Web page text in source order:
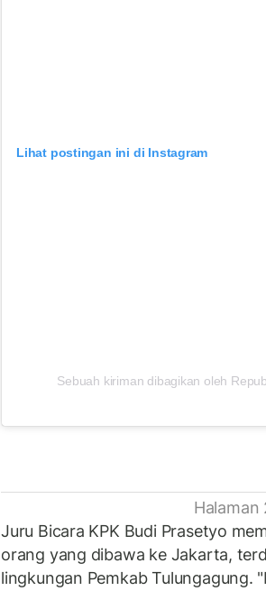
Lihat postingan ini di Instagram
Sebuah kiriman dibagikan oleh
Halaman
Juru Bicara KPK Budi Prasetyo
orang yang dibawa ke Jakarta,
lingkungan Pemkab Tulungagung.